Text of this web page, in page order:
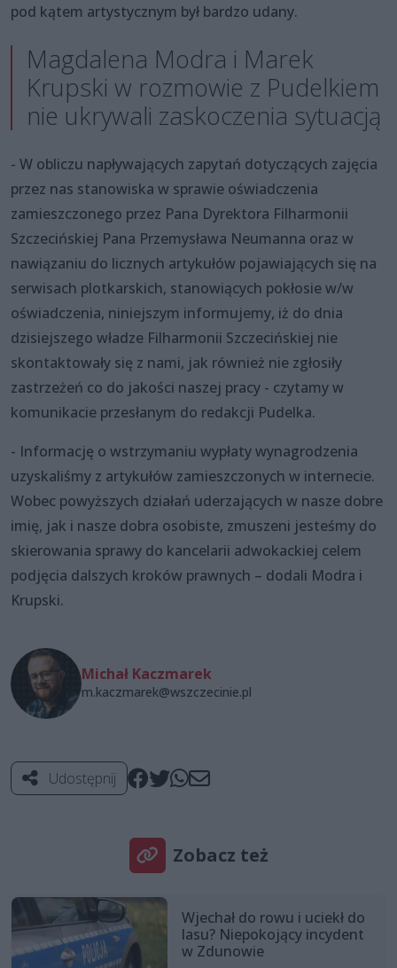
pod kątem artystycznym był bardzo udany.
Magdalena Modra i Marek
Krupski w rozmowie z Pudelkiem
nie ukrywali zaskoczenia sytuacją
- W obliczu napływających zapytań dotyczących zajęcia
przez nas stanowiska w sprawie oświadczenia
zamieszczonego przez Pana Dyrektora Filharmonii
Szczecińskiej Pana Przemysława Neumanna oraz w
nawiązaniu do licznych artykułów pojawiających się na
serwisach plotkarskich, stanowiących pokłosie w/w
oświadczenia, niniejszym informujemy, iż do dnia
dzisiejszego władze Filharmonii Szczecińskiej nie
skontaktowały się z nami, jak również nie zgłosiły
zastrzeżeń co do jakości naszej pracy - czytamy w
komunikacie przesłanym do redakcji Pudelka.
- Informację o wstrzymaniu wypłaty wynagrodzenia
uzyskaliśmy z artykułów zamieszczonych w internecie.
Wobec powyższych działań uderzających w nasze dobre
imię, jak i nasze dobra osobiste, zmuszeni jesteśmy do
skierowania sprawy do kancelarii adwokackiej celem
podjęcia dalszych kroków prawnych – dodali Modra i
Krupski.
Michał Kaczmarek
m.kaczmarek@wszczecinie.pl
Udostępnij
Zobacz też
Wjechał do rowu i uciekł do
lasu? Niepokojący incydent
w Zdunowie